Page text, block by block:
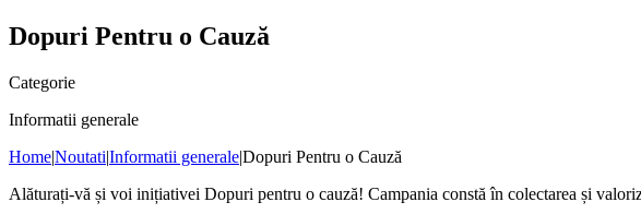
Dopuri Pentru o Cauză
Categorie
Informatii generale
Home|Noutati|Informatii generale|Dopuri Pentru o Cauză
Alăturați-vă și voi inițiativei Dopuri pentru o cauză! Campania constă în colectarea și